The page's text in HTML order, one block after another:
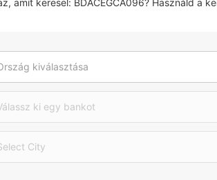
amit keresel: BDACEGCA096? Használd a
kiválasztása
ki egy bankot
City